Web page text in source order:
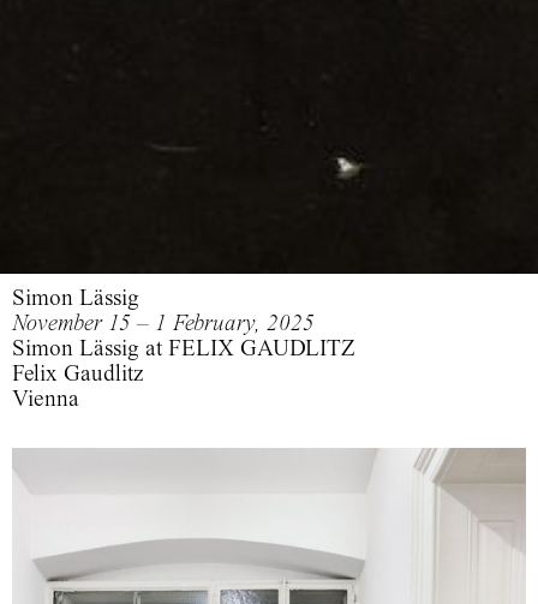
Simon Lässig
November 15 – 1 February, 2025
Simon Lässig at FELIX GAUDLITZ
Felix Gaudlitz
Vienna